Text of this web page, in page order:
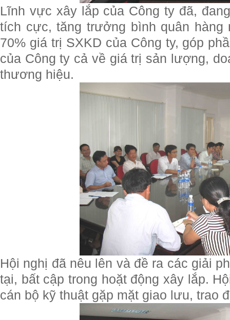
Lĩnh vực xây lắp của Công ty đã,
tích cực, tăng trưởng bình quân hàng
70% giá trị SXKD của Công ty, góp
của Công ty cả về giá trị sản lượng,
thương hiệu.
Hội nghị đã nêu lên và đề ra các giải
tại, bất cập trong hoặt động xây lắp.
cán bộ kỹ thuật gặp mặt giao lưu, trao